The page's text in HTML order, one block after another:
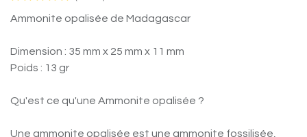
Ammonite opalisée de Madagascar
Dimension : 35 mm x 25 mm x 11 mm
Poids : 13 gr
Qu'est ce qu'une Ammonite opalisée ?
Une ammonite opalisée est une ammonite fossilisée,